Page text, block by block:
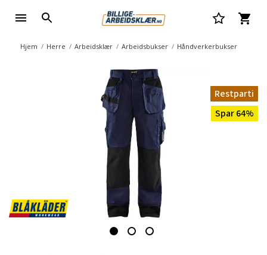
Hjem Herre Arbeidsklær Arbeidsbukser Håndverkerbukser
Restparti
Spar 64%